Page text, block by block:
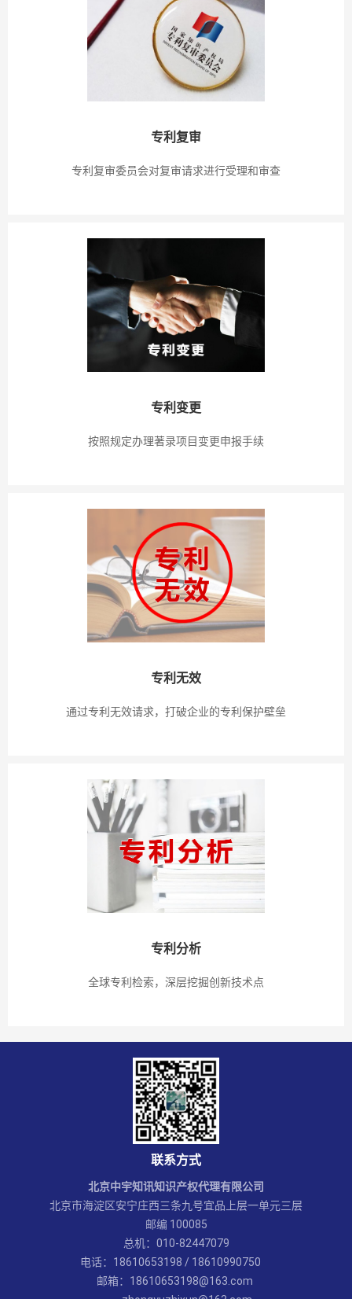
专利复审
专利复审委员会对复审请求进行受理和审查
专利变更
按照规定办理著录项目变更申报手续
专利无效
通过专利无效请求，打破企业的专利保护壁垒
专利分析
全球专利检索，深层挖掘创新技术点
联系方式
北京中宇知讯知识产权代理有限公司
北京市海淀区安宁庄西三条九号宜品上层一单元三层
邮编 100085
总机：010-82447079
电话：18610653198 / 18610990750
邮箱：18610653198@163.com